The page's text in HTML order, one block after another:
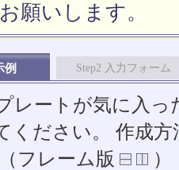
願いします。
例 Step2 入力フォーム
レートが気に入っ
ください。 作成
フレーム版
）